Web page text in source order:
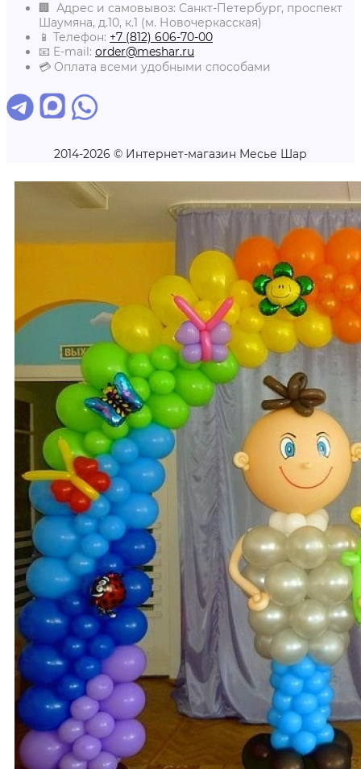
🏢 Адрес и самовывоз: Санкт-Петербург, проспект
Шаумяна, д.10, к.1 (м. Новочеркасская)
📱 Телефон: +7 (812) 606-70-00
📧 E-mail: order@meshar.ru
💳 Оплата всеми удобными способами
2014-2026 © Интернет-магазин Месье Шар